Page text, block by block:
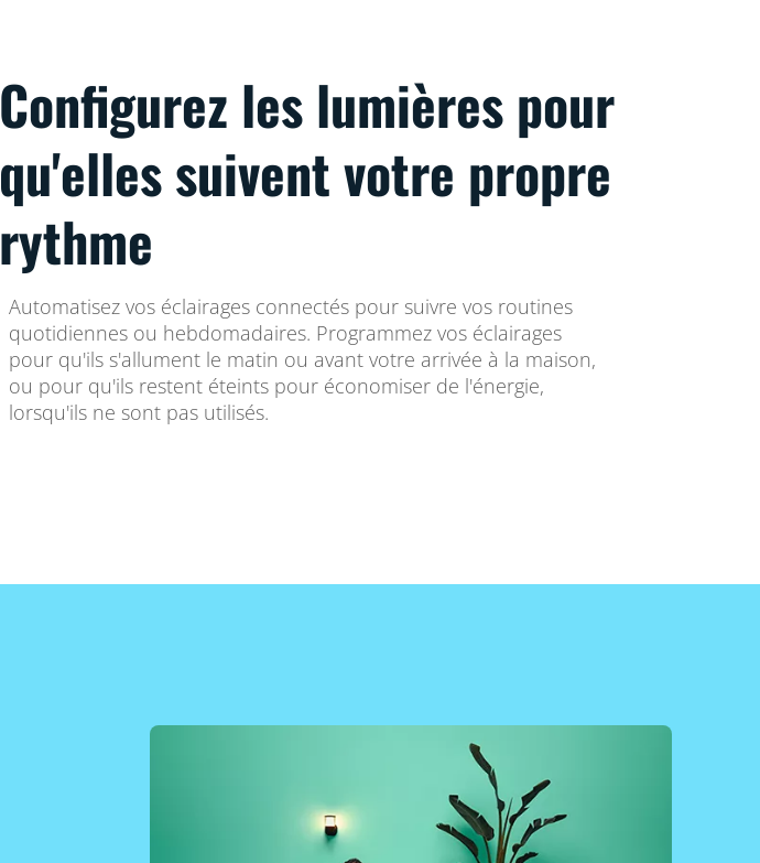
Configurez les lumières pour
qu'elles suivent votre propre
rythme
Automatisez vos éclairages connectés pour suivre vos routines
quotidiennes ou hebdomadaires. Programmez vos éclairages
pour qu'ils s'allument le matin ou avant votre arrivée à la maison,
ou pour qu'ils restent éteints pour économiser de l'énergie,
lorsqu'ils ne sont pas utilisés.